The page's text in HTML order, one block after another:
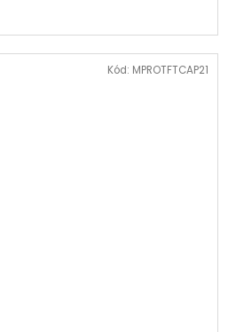
Kód: MPROTFTCAP21